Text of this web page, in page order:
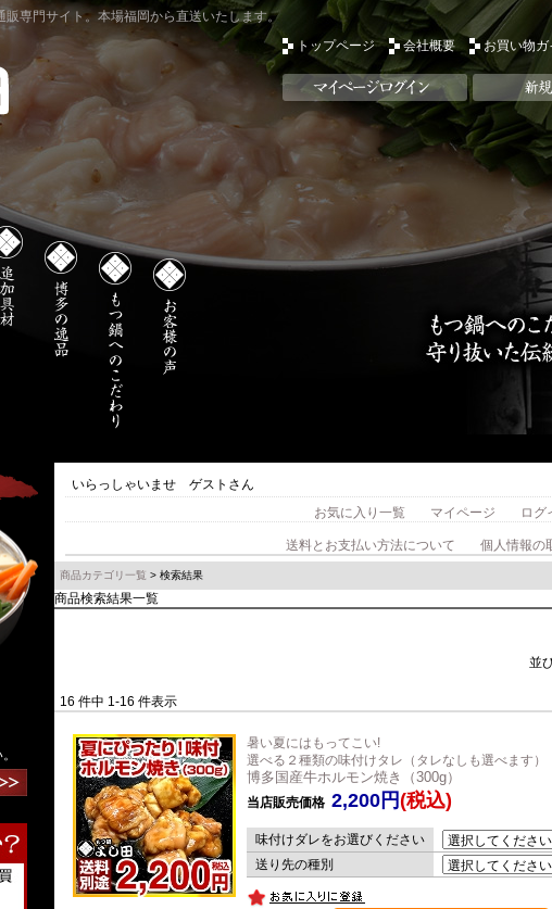
専門サイト。本場福岡から直送いたします。
トップページ
会社概要 お買い物ガ
いらっしゃいませ ゲストさん
お気に入り一覧
マイページ ログ
送料とお支払い方法について 個人情報の
商品カテゴリ一覧 > 検索結果
商品検索結果一覧
並
16 件中 1-16 件表示
暑い夏にはもってこい!
選べる２種類の味付けタレ（タレなしも選べます）
博多国産牛ホルモン焼き（300g）
当店販売価格 2,200円(税込)
味付けダレをお選びください
送り先の種別